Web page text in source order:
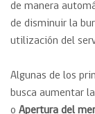
de manera
de disminuir la
utilización del
Algunas de los
busca aumentar
o Apertura del